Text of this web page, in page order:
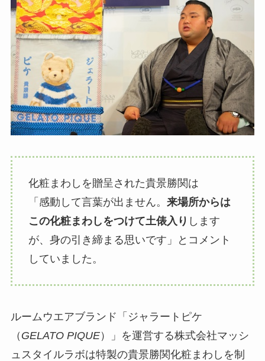
化粧まわしを贈呈された貴景勝関は
「感動して言葉が出ません。 来場所からは
この化粧まわしをつけて土俵入り します
が、身の引き締まる思いです」とコメント
していました。
ルームウエアブランド「ジャラートピケ
（ GELATO PIQUE）」を運営する株式会社マッシ
ュスタイルラボは特製の貴景勝関化粧まわしを制